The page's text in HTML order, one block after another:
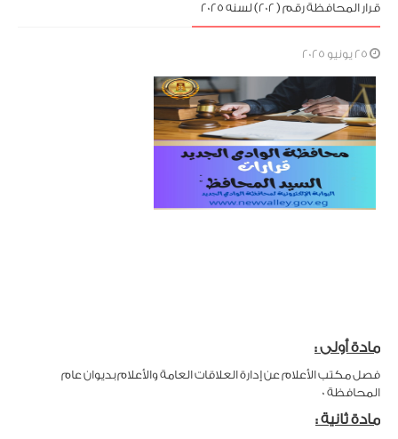
قرار المحافظة رقم ( 202) لسنه 2025
مادة أولى :
فصل مكتب الأعلام عن إدارة العلاقات العامة والأعلام بديوان عام
المحافظة 0
مادة ثانية :